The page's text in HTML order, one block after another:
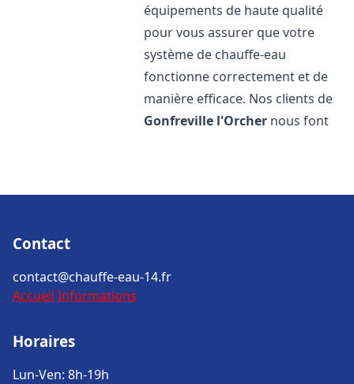
équipements de haute qualité
pour vous assurer que votre
système de chauffe-eau
fonctionne correctement et de
manière efficace. Nos clients de
Gonfreville l'Orcher nous font
Contact
contact@chauffe-eau-14.fr
Accueil Informations
Horaires
Lun-Ven: 8h-19h